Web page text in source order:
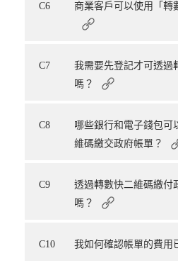
C6 商業客戶可以使用「轉
C7
我需要先登記才可透過
嗎？
C8
哪些銀行和電子錢包可
維碼繳交政府帳單？
C9
透過轉數快二維碼繳付
嗎？
C10 我如何確認帳單的費用